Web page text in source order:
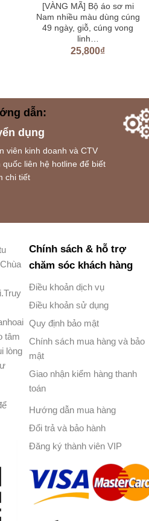
[VÀNG MÃ] Bộ áo sơ mi
Nam nhiều màu dùng cúng
49 ngày, giỗ, cúng vong
linh…
25,800₫
dẫn:
dụng
viên kinh doanh và CTV
quốc liên hệ hotline để biết
chi tiết
tâm
lòng
Chính sách & hỗ trợ
chăm sóc khách hàng
Điều khoản dịch vụ
Điều khoản sử dụng
Quy định bảo mật
Chính sách mua hàng và bảo
mật
Giao nhận kiểm hàng thanh
toán
Hướng dẫn mua hàng
Đổi trả và bảo hành
Đăng ký thành viên VIP